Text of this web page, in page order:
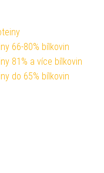
66-80% bílkovin
81% a více bílkovin
do 65% bílkovin